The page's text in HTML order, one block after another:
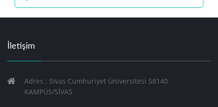
İletişim
Adres : Sivas Cumhuriyet Üniversitesi 58140
KAMPÜS/SİVAS